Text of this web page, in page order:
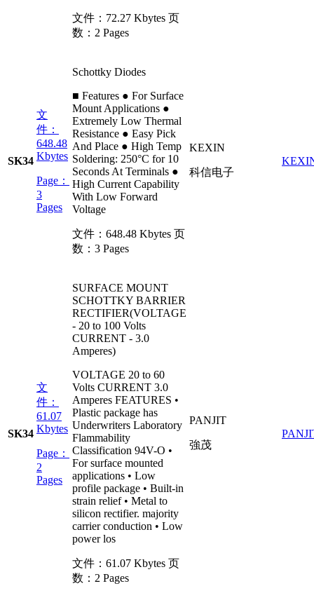
文件： 72.27 Kbytes 页
数： 2 Pages
SK34
文
件：
648.48
Kbytes
Page：
3
Pages
Schottky Diodes
■ Features ● For Surface
Mount Applications ●
Extremely Low Thermal
Resistance ● Easy Pick
And Place ● High Temp
Soldering: 250°C for 10
Seconds At Terminals ●
High Current Capability
With Low Forward
Voltage
文件： 648.48 Kbytes 页
数： 3 Pages
KEXIN
科信电子
SK34
文
件：
61.07
Kbytes
Page：
2
Pages
SURFACE MOUNT
SCHOTTKY BARRIER
RECTIFIER(VOLTAGE
- 20 to 100 Volts
CURRENT - 3.0
Amperes)
VOLTAGE 20 to 60
Volts CURRENT 3.0
Amperes FEATURES •
Plastic package has
Underwriters Laboratory
Flammability
Classification 94V-O •
For surface mounted
applications • Low
profile package • Built-in
strain relief • Metal to
silicon rectifier. majority
carrier conduction • Low
power los
文件： 61.07 Kbytes 页
数： 2 Pages
PANJIT
強茂